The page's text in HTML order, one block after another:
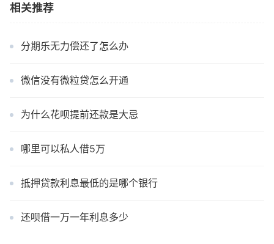
相关推荐
分期乐无力偿还了怎么办
微信没有微粒贷怎么开通
为什么花呗提前还款是大忌
哪里可以私人借5万
抵押贷款利息最低的是哪个银行
还呗借一万一年利息多少